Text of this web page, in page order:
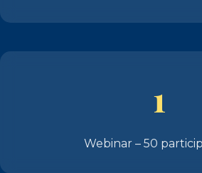
1
Webinar – 50